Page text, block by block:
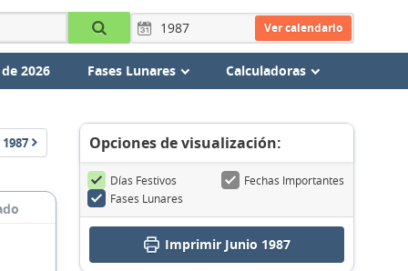
Ver calendario
2026 Fases Lunares Calculadoras
1987 Opciones de visualización:
Días Festivos
Fechas Importantes
Fases Lunares
Imprimir Junio 1987